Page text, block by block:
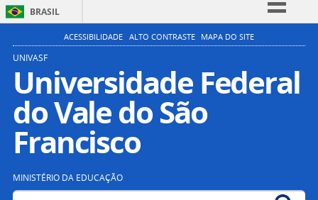
BRASIL
Simplifique!
Participe
Acesso à informação
Legislação
ACESSIBILIDADE ALTO CONTRASTE MAPA DO SITE
UNIVASF
Universidade Federal
do Vale do São
Francisco
MINISTÉRIO DA EDUCAÇÃO
Buscar no portal